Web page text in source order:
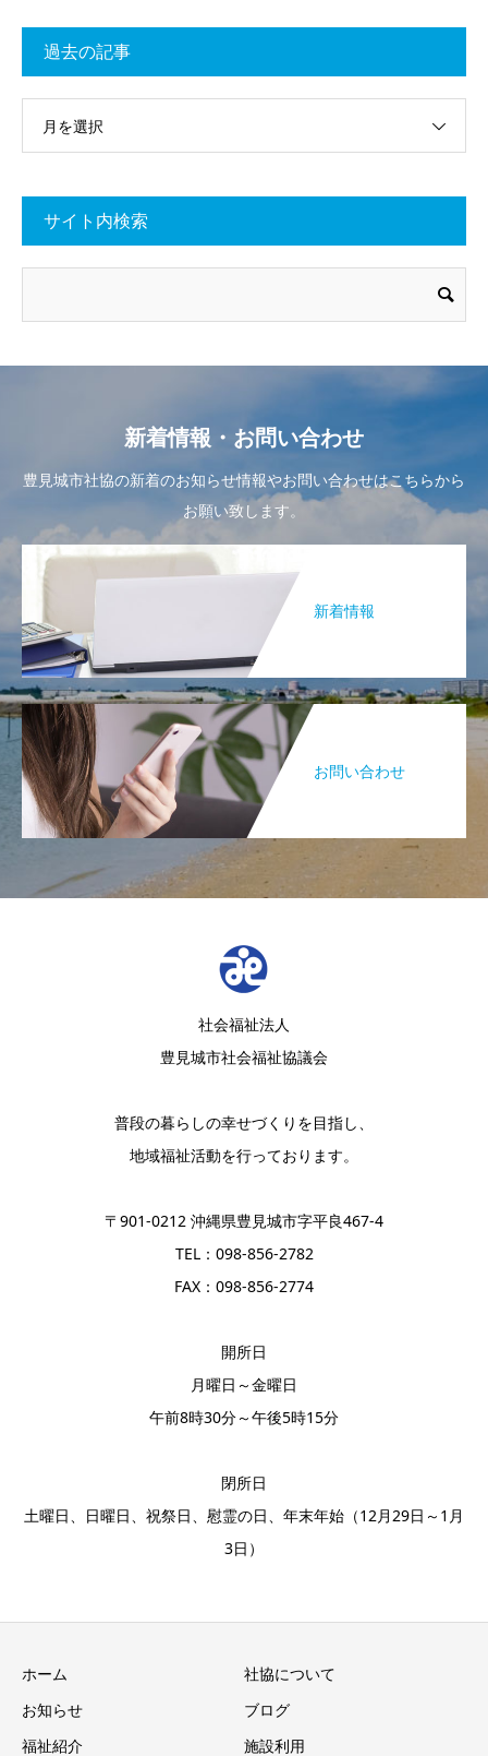
過去の記事
月を選択
サイト内検索
新着情報・お問い合わせ
豊見城市社協の新着のお知らせ情報やお問い合わせはこちらから
お願い致します。
新着情報
お問い合わせ
社会福祉法人
豊見城市社会福祉協議会
普段の暮らしの幸せづくりを目指し、
地域福祉活動を行っております。
〒901-0212 沖縄県豊見城市字平良467-4
TEL：098-856-2782
FAX：098-856-2774
開所日
月曜日～金曜日
午前8時30分～午後5時15分
閉所日
土曜日、日曜日、祝祭日、慰霊の日、年末年始（12月29日～1月
3日）
ホーム
社協について
お知らせ
ブログ
福祉紹介
施設利用